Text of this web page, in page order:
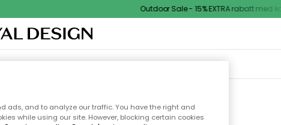
Outdoor Sale - 15% EXTRA rabatt med kod
UTEMÖBLER
ads, and to analyze our traffic. You have the right and
while using our site. However, blocking certain cookies